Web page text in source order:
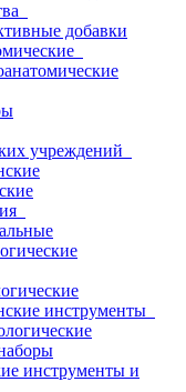
добавки
учреждений
инструменты
инструменты и